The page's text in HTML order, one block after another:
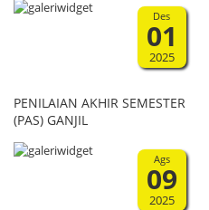
Des
01
2025
PENILAIAN AKHIR SEMESTER
(PAS) GANJIL
Ags
09
2025